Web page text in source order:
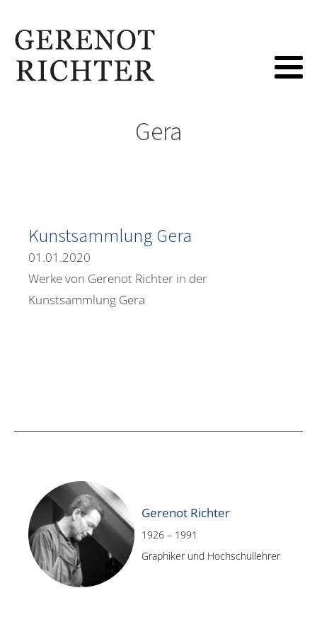
Gera
Kunstsammlung Gera
01.01.2020
Werke von Gerenot Richter in der
Kunstsammlung Gera
Gerenot Richter
1926 – 1991
Graphiker und Hochschullehrer